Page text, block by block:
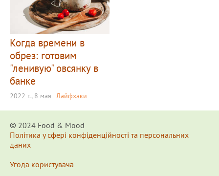
Когда времени в
обрез: готовим
"ленивую" овсянку в
банке
2022 г., 8 мая Лайфхаки
© 2024 Food & Мood
Політика у сфері конфіденційності та персональних
даних
Угода користувача